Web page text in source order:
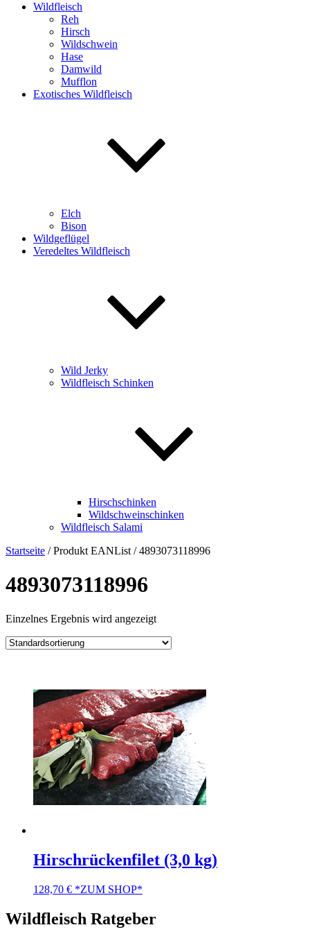
Wildfleisch
Reh
Hirsch
Wildschwein
Hase
Damwild
Mufflon
Exotisches Wildfleisch
Elch
Bison
Wildgeflügel
Veredeltes Wildfleisch
Wild Jerky
Wildfleisch Schinken
Hirschschinken
Wildschweinschinken
Wildfleisch Salami
Startseite / Produkt EANList / 4893073118996
4893073118996
Einzelnes Ergebnis wird angezeigt
Hirschrückenfilet (3,0 kg)
128,70 € *ZUM SHOP*
Wildfleisch Ratgeber